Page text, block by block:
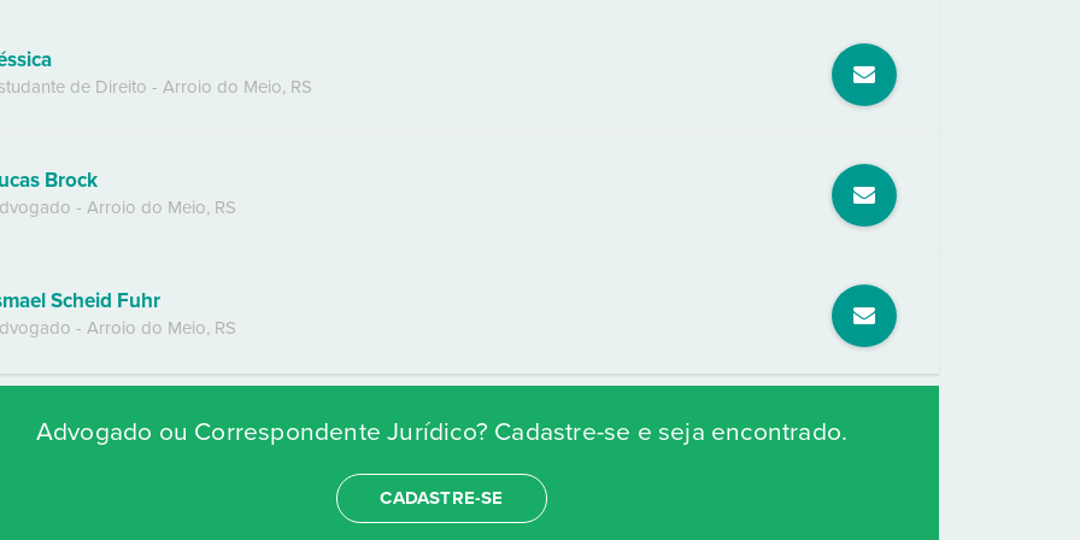
de Direito - Arroio do Meio, RS
Brock
- Arroio do Meio, RS
Scheid Fuhr
- Arroio do Meio, RS
Advogado ou Correspondente Jurídico? Cadastre-se e seja encontrado.
CADASTRE-SE